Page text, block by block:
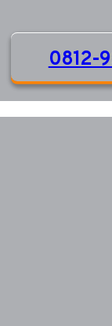
0812-